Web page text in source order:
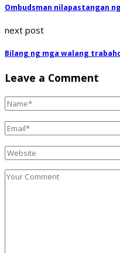
Ombudsman nilapastangan
next post
Bilang ng mga walang
Leave a Comment